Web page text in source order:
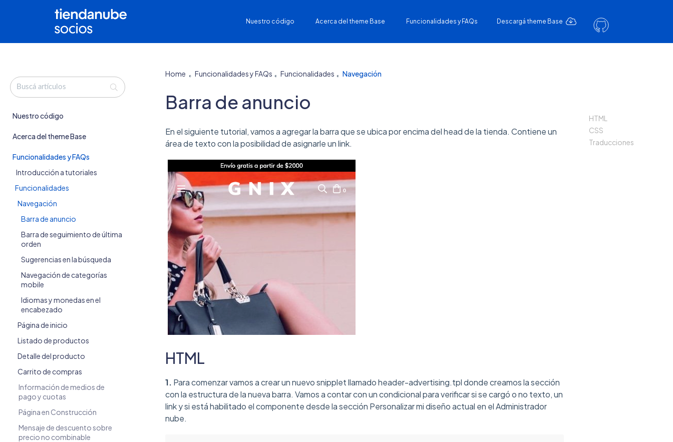
Nuestro código Acerca del theme Base Funcionalidades y FAQs Descargá theme Base
Nuestro código
Acerca del theme Base
Funcionalidades y FAQs
Introducción a tutoriales
Funcionalidades
Navegación
Barra de anuncio
Barra de seguimiento de última
orden
Sugerencias en la búsqueda
Navegación de categorías
mobile
Idiomas y monedas en el
encabezado
Página de inicio
Listado de productos
Detalle del producto
Carrito de compras
Información de medios de
pago y cuotas
Página en Construcción
Mensaje de descuento sobre
precio no combinable
Home Funcionalidades y FAQs Funcionalidades Navegación
Barra de anuncio
En el siguiente tutorial, vamos a agregar la barra que se ubica por encima del head de la tienda. Contiene un
área de texto con la posibilidad de asignarle un link.
HTML
1. Para comenzar vamos a crear un nuevo snipplet llamado header-advertising.tpl donde creamos la sección
con la estructura de la nueva barra. Vamos a contar con un condicional para verificar si se cargó o no texto, un
link y si está habilitado el componente desde la sección Personalizar mi diseño actual en el Administrador
nube.
HTML
CSS
Traducciones